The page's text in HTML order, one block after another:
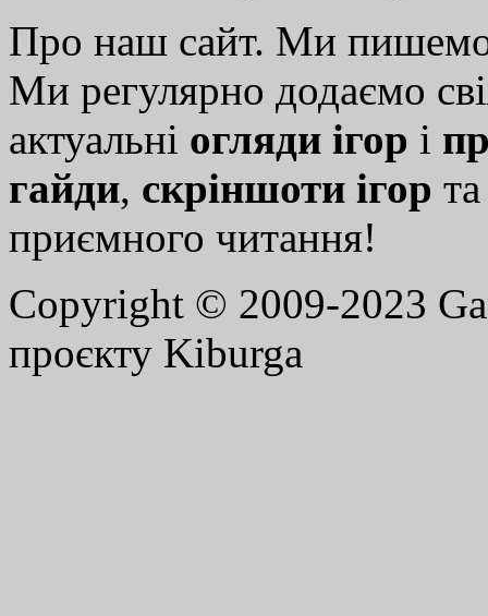
Про наш сайт. Ми
Ми регулярно додаємо
актуальні огляди ігор і
гайди, скріншоти ігор
приємного читання!
Copyright © 2009-2023
проєкту Kiburga